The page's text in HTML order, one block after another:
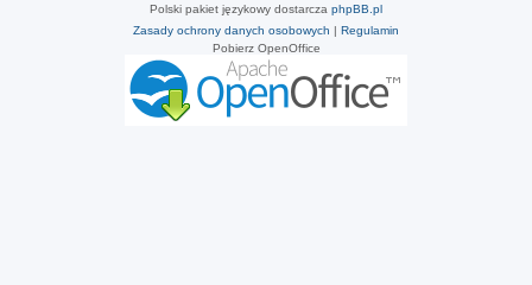
Polski pakiet językowy dostarcza phpBB.pl
Zasady ochrony danych osobowych | Regulamin
Pobierz OpenOffice